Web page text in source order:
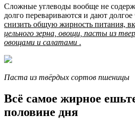
Сложные углеводы вообще не
долго перевариваются и дают долгое
снизить общую жирность питания,
цельного зерна, овощи, пасты из
овощами и салатами .
Паста из твёрдых сортов пшеницы
Всё самое жирное
половине дня